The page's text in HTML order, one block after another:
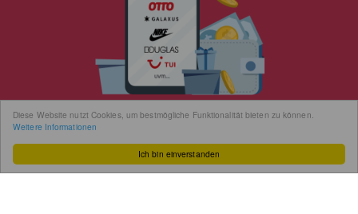
Ich bin einverstanden
Diese Website nutzt Cookies, um bestmögliche Funktionalität bieten zu können.
Weitere Informationen